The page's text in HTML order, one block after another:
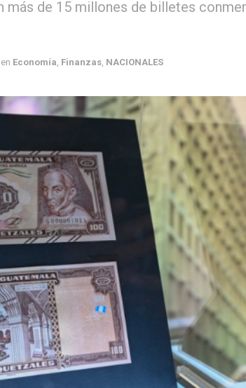
más de 15 millones de billetes
en Economía Finanzas NACIONALES